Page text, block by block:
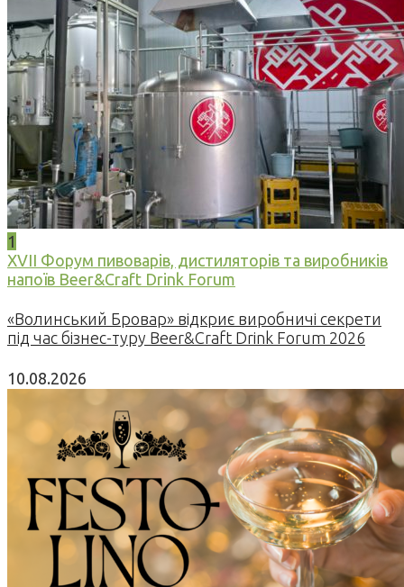
1
XVII Форум пивоварів, дистиляторів та виробників
напоїв Beer&Craft Drink Forum
«Волинський Бровар» відкриє виробничі секрети
під час бізнес-туру Beer&Craft Drink Forum 2026
10.08.2026